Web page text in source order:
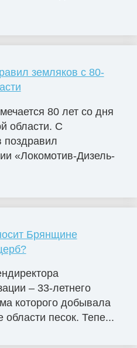
земляков с 80-
80 лет со дня
области. С
поздравил
«Локомотив-Дизель-
Брянщине
– 33-летнего
которого добывала
области песок. Тепе...